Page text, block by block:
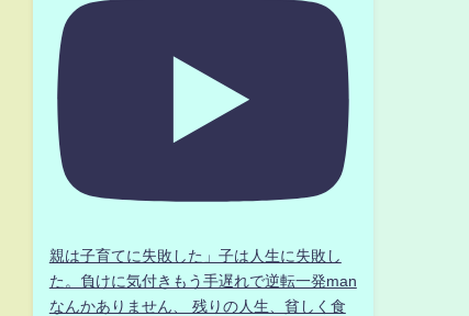
親は子育てに失敗した」子は人生に失敗し
た。負けに気付きもう手遅れで逆転一発man
なんかありません、 残りの人生、貧しく食